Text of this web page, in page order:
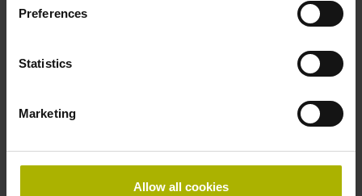
Preferences
Statistics
Marketing
Allow all cookies
Industriekaufleute (m/w/d)
Lieferanten und Geschäftspartnern behältst Du den Blick
für das große Ganze.